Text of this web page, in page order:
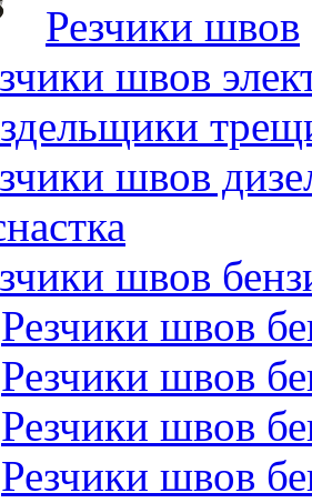
Резчики швов
швов
швов
швов
Резчики швов
Резчики швов
Резчики швов
Резчики швов